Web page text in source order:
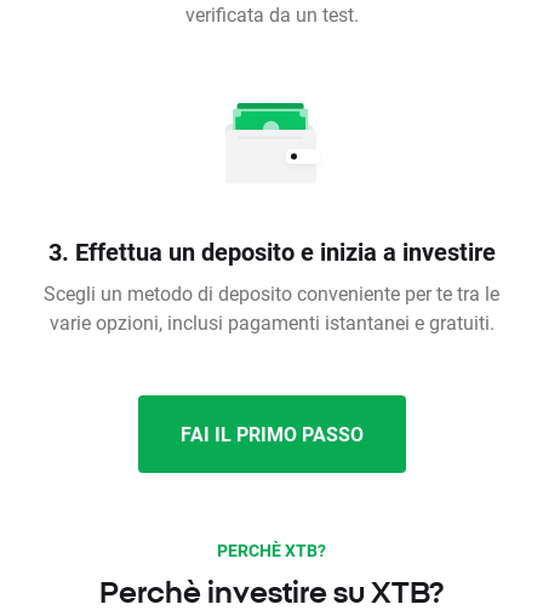
verificata da un test.
3. Effettua un deposito e inizia a investire
Scegli un metodo di deposito conveniente per te tra le
varie opzioni, inclusi pagamenti istantanei e gratuiti.
FAI IL PRIMO PASSO
PERCHÈ XTB?
Perchè investire su XTB?